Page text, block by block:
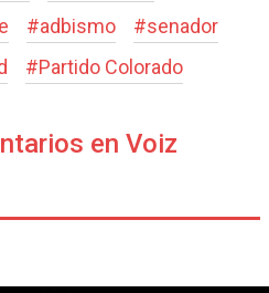
#adbismo #senador
#Partido Colorado
en Voiz